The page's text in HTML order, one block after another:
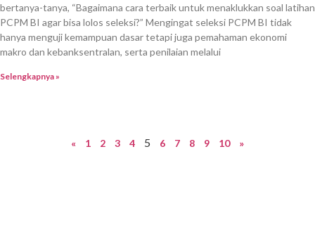
bertanya-tanya, “Bagaimana cara terbaik untuk menaklukkan soal latihan
PCPM BI agar bisa lolos seleksi?” Mengingat seleksi PCPM BI tidak
hanya menguji kemampuan dasar tetapi juga pemahaman ekonomi
makro dan kebanksentralan, serta penilaian melalui
Selengkapnya »
« 1 2 3 4 5 6 7 8 9 10 »